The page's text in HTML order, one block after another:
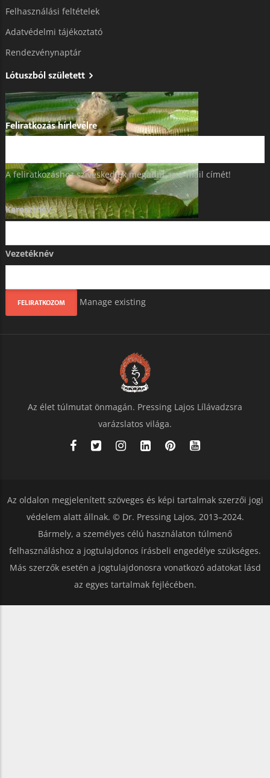
Felhasználási feltételek
Adatvédelmi tájékoztató​
Rendezvénynaptár
Lótuszból született
Feliratkozás hírlevélre
A feliratkozáshoz szíveskedjék megadni az e-mail címét!
Keresztnév
Vezetéknév
Manage existing
Az élet túlmutat önmagán. Pressing Lajos Lílávadzsra
varázslatos világa.
Az oldalon megjelenített szöveges és képi tartalmak szerzői jogi
védelem alatt állnak. © Dr. Pressing Lajos, 2013–2024.
Bármely, a személyes célú használaton túlmenő
felhasználáshoz a jogtulajdonos írásbeli engedélye szükséges.
Más szerzők esetén a jogtulajdonosra vonatkozó adatokat lásd
az egyes tartalmak fejlécében.